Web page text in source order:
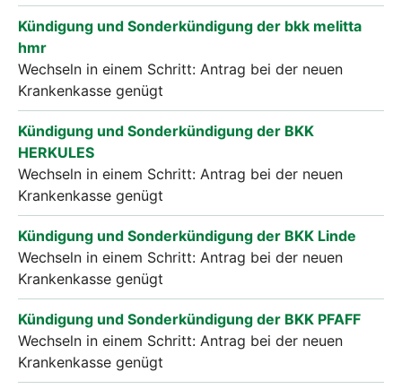
Kündigung und Sonderkündigung der bkk melitta
hmr
Wechseln in einem Schritt: Antrag bei der neuen
Krankenkasse genügt
Kündigung und Sonderkündigung der BKK
HERKULES
Wechseln in einem Schritt: Antrag bei der neuen
Krankenkasse genügt
Kündigung und Sonderkündigung der BKK Linde
Wechseln in einem Schritt: Antrag bei der neuen
Krankenkasse genügt
Kündigung und Sonderkündigung der BKK PFAFF
Wechseln in einem Schritt: Antrag bei der neuen
Krankenkasse genügt